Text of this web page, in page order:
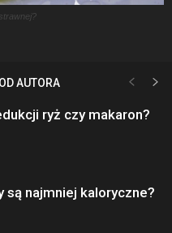
AUTORA
ryż czy makaron?
są najmniej kaloryczne?